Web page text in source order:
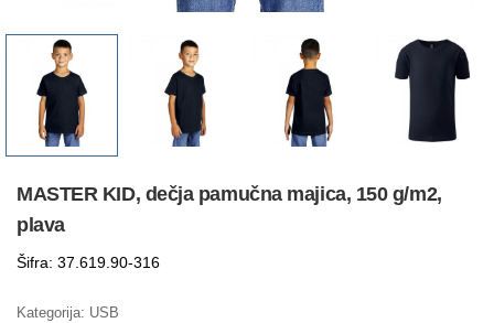
MASTER KID, dečja pamučna majica, 150 g/m2,
plava
Šifra: 37.619.90-316
Kategorija: USB